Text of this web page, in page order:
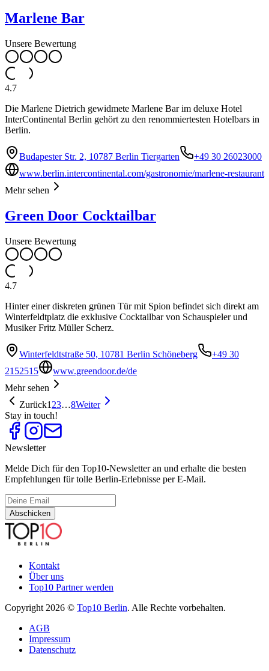
Marlene Bar
Unsere Bewertung
4.7
Die Marlene Dietrich gewidmete Marlene Bar im deluxe Hotel
InterContinental Berlin gehört zu den renommiertesten Hotelbars in
Berlin.
Budapester Str. 2, 10787 Berlin Tiergarten
+49 30 26023000
www.berlin.intercontinental.com/gastronomie/marlene-restaurant
Mehr sehen
Green Door Cocktailbar
Unsere Bewertung
4.7
Hinter einer diskreten grünen Tür mit Spion befindet sich direkt am
Winterfeldtplatz die exklusive Cocktailbar von Schauspieler und
Musiker Fritz Müller Scherz.
Winterfeldtstraße 50, 10781 Berlin Schöneberg
+49 30
2152515
www.greendoor.de/de
Mehr sehen
Zurück1 23…8Weiter
Stay in touch!
Newsletter
Melde Dich für den Top10-Newsletter an und erhalte die besten
Empfehlungen für tolle Berlin-Erlebnisse per E-Mail.
Abschicken
Kontakt
Über uns
Top10 Partner werden
Copyright 2026 © Top10 Berlin. Alle Rechte vorbehalten.
AGB
Impressum
Datenschutz